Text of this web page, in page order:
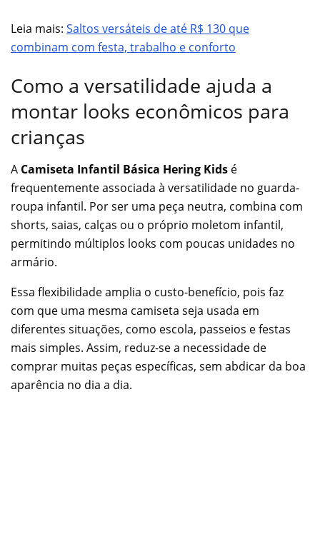
Leia mais: Saltos versáteis de até R$ 130 que
combinam com festa, trabalho e conforto
Como a versatilidade ajuda a
montar looks econômicos para
crianças
A Camiseta Infantil Básica Hering Kids é
frequentemente associada à versatilidade no guarda-
roupa infantil. Por ser uma peça neutra, combina com
shorts, saias, calças ou o próprio moletom infantil,
permitindo múltiplos looks com poucas unidades no
armário.
Essa flexibilidade amplia o custo-benefício, pois faz
com que uma mesma camiseta seja usada em
diferentes situações, como escola, passeios e festas
mais simples. Assim, reduz-se a necessidade de
comprar muitas peças específicas, sem abdicar da boa
aparência no dia a dia.